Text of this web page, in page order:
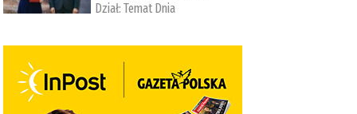
Dział:Temat Dnia